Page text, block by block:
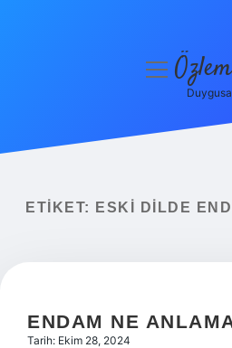
Yasal Uyarı
menüyü
ETIKET: ESKI DILDE
ENDAM NE
Tarih: Ekim 28, 2024